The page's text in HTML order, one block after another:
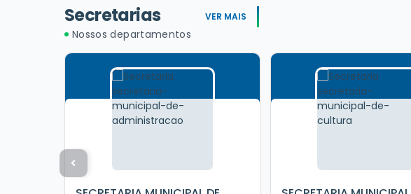
Secretarias
Nossos departamentos
VER MAIS